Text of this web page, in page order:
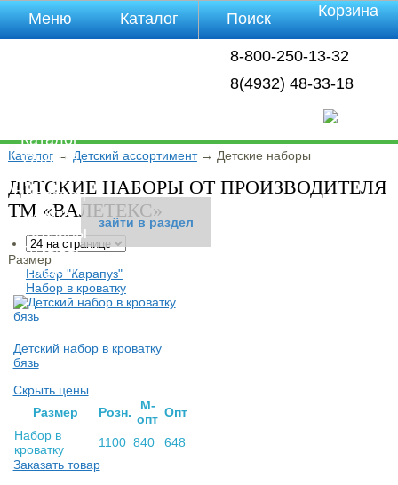
8-800-250-13-32
8(4932) 48-33-18
Каталог→ Детский ассортимент→ Детские наборы
ДЕТСКИЕ НАБОРЫ ОТ ПРОИЗВОДИТЕЛЯ
ТМ «ВАЛЕТЕКС»
Размер
Набор "Карапуз"
Набор в кроватку
Детский набор в кроватку
бязь
зайти в раздел
Скрыть цены
Раз­мер
Розн.
М-
опт Опт
Набор в
кроватку
1100 840
648
Заказать товар
зайти в раздел
Меню
Каталог
Оплата
Доставка
Полезная
инфа
Магазины
Отзывы
Видео
Каталог Поиск Корзина